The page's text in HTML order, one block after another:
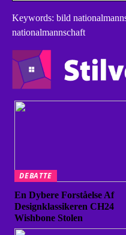
Keywords: bild
nationalmannschaft
DEBATTE
En Dybere Forståelse Af
Designklassikeren CH24
Wishbone Stolen